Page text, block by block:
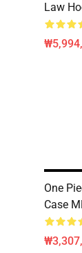
Law
One
Case